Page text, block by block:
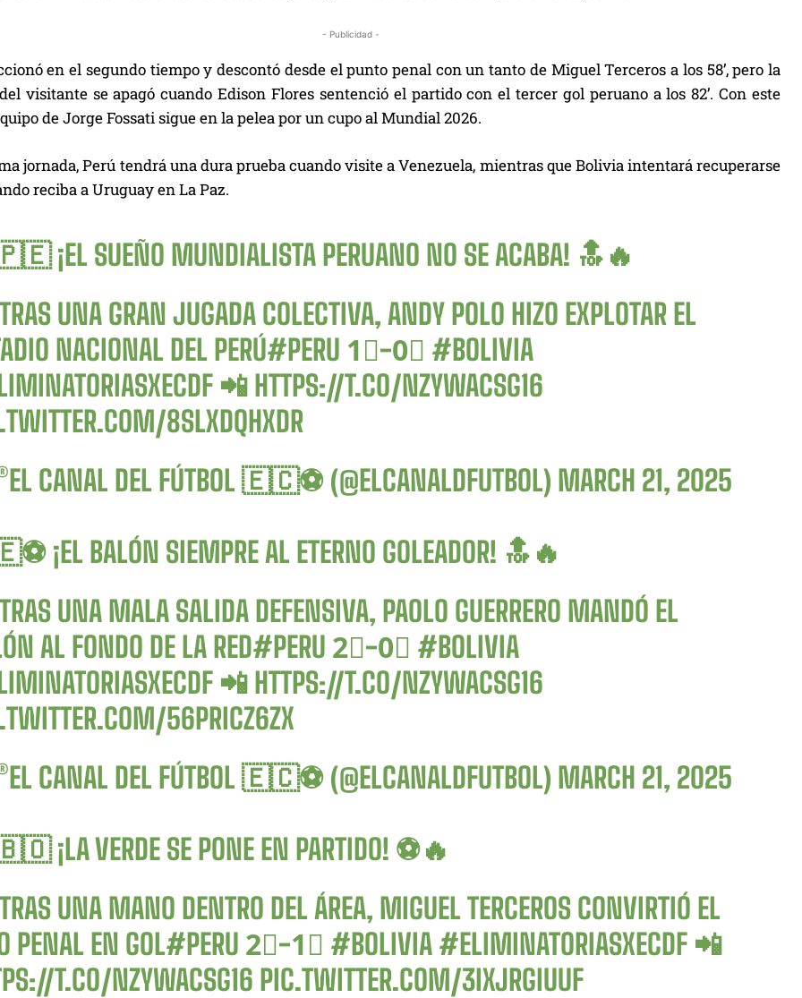
- Publicidad -
en el segundo tiempo y descontó desde el punto penal con un tanto de Miguel Terceros a los 58’, pero la
visitante se apagó cuando Edison Flores sentenció el partido con el tercer gol peruano a los 82’. Con este
de Jorge Fossati sigue en la pelea por un cupo al Mundial 2026.
jornada, Perú tendrá una dura prueba cuando visite a Venezuela, mientras que Bolivia intentará recuperarse
reciba a Uruguay en La Paz.
¡EL SUEÑO MUNDIALISTA PERUANO NO SE ACABA! 🔝🔥
UNA GRAN JUGADA COLECTIVA, ANDY POLO HIZO EXPLOTAR EL
NACIONAL DEL PERÚ#PERU 1⃣-0⃣ #BOLIVIA
📲 HTTPS://T.CO/NZYWACSG16
8SLXDQHXDR
CANAL DEL FÚTBOL 🇪🇨⚽ (@ELCANALDFUTBOL) MARCH 21, 2025
¡EL BALÓN SIEMPRE AL ETERNO GOLEADOR! 🔝🔥
UNA MALA SALIDA DEFENSIVA, PAOLO GUERRERO MANDÓ EL
AL FONDO DE LA RED#PERU 2⃣-0⃣ #BOLIVIA
📲 HTTPS://T.CO/NZYWACSG16
56PRICZ6ZX
CANAL DEL FÚTBOL 🇪🇨⚽ (@ELCANALDFUTBOL) MARCH 21, 2025
¡LA VERDE SE PONE EN PARTIDO! ⚽️🔥
UNA MANO DENTRO DEL ÁREA, MIGUEL TERCEROS CONVIRTIÓ EL
PENAL EN GOL#PERU 2⃣-1⃣ #BOLIVIA #ELIMINATORIASXECDF 📲
T.CO/NZYWACSG16 PIC.TWITTER.COM/3IXJRGIUUF